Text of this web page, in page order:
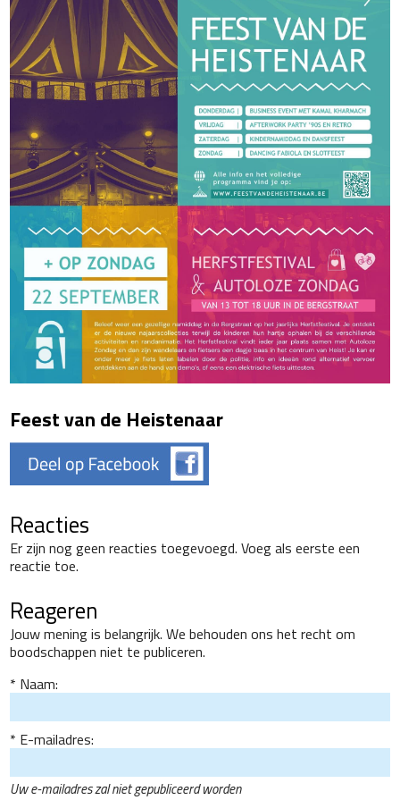
Feest van de Heistenaar
Reacties
Er zijn nog geen reacties toegevoegd. Voeg als eerste een
reactie toe.
Reageren
Jouw mening is belangrijk. We behouden ons het recht om
boodschappen niet te publiceren.
Naam:
E-mailadres:
Uw e-mailadres zal niet gepubliceerd worden